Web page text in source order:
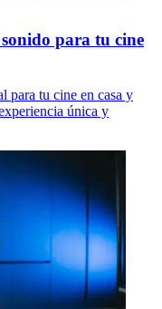
para tu cine
para tu cine en casa y
única y